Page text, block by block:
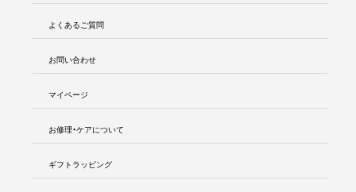
よくあるご質問
お問い合わせ
マイページ
お修理・ケアについて
ギフトラッピング